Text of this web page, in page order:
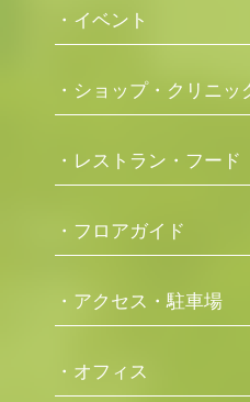
・イベント
・ショップ・クリニッ
・レストラン・フード
・フロアガイド
・アクセス・駐車場
・オフィス